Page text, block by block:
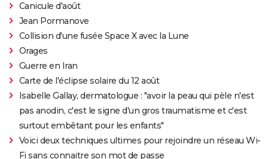
Canicule d'août
Jean Pormanove
Collision d'une fusée Space X avec la Lune
Orages
Guerre en Iran
Carte de l'éclipse solaire du 12 août
Isabelle Gallay, dermatologue : "avoir la peau qui pèle n'est
pas anodin, c'est le signe d'un gros traumatisme et c'est
surtout embêtant pour les enfants"
Voici deux techniques ultimes pour rejoindre un réseau Wi-
Fi sans connaitre son mot de passe